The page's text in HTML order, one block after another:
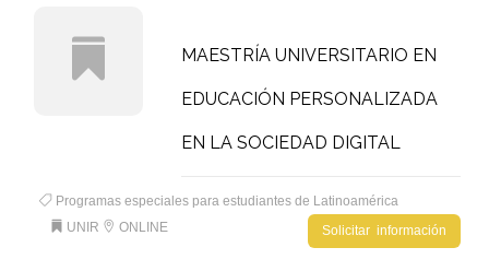
MAESTRÍA UNIVERSITARIO EN
EDUCACIÓN PERSONALIZADA
EN LA SOCIEDAD DIGITAL
Programas especiales para estudiantes de Latinoamérica
UNIR
ONLINE Solicitar información